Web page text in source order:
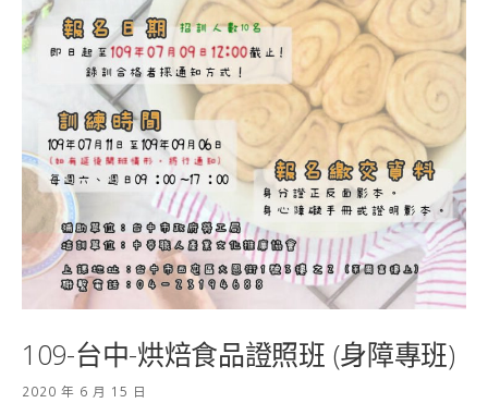
109-台中-烘焙食品證照班 (身障專班)
2020 年 6 月 15 日